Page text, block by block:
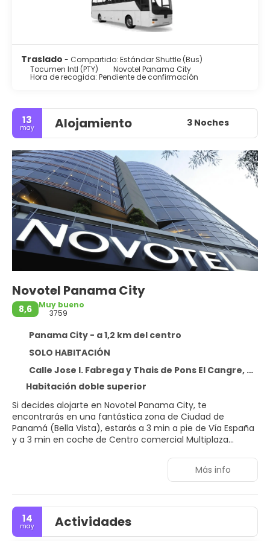
Traslado - Compartido: Estándar Shuttle (Bus)
Tocumen Intl (PTY)
Novotel Panama City
Hora de recogida: Pendiente de confirmación
13
may Alojamiento 3 Noches
Novotel Panama City
8,6
Muy bueno
3759
Panama City - a 1,2 km del centro
SOLO HABITACIÓN
Calle Jose I. Fabrega y Thais de Pons El Cangre, Bella Vista, Panama City 581
Habitación doble superior
Si decides alojarte en Novotel Panama City, te
encontrarás en una fantástica zona de Ciudad de
Panamá (Bella Vista), estarás a 3 min a pie de Vía España
y a 3 min en coche de Centro comercial Multiplaza
3,7 km de Cinta Costera y a 4,8 km de Centro comercial
Con un centro de bienestar abierto las 24 horas y
muchas otras instalaciones recreativas a tu disposición,
no te quedará ni un minuto libre. Tienes también una
terraza donde sentarte a contemplar el paisaje.
Más info
14
may Actividades